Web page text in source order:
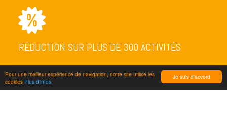
Je suis d'accord
Pour une meilleur expérience de navigation, notre site utilise les
cookies Plus d'infos
RÉDUCTION SUR PLUS DE 300 ACTIVITÉS